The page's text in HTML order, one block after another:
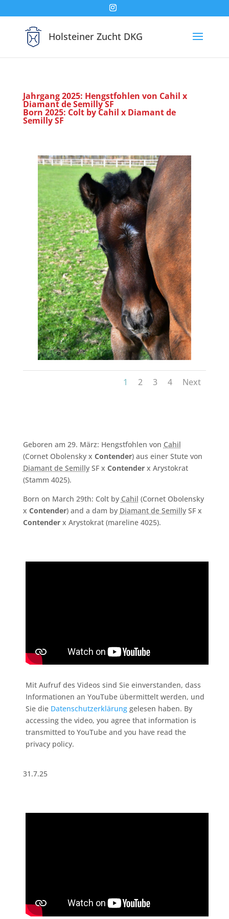
Holsteiner Zucht DKG
Jahrgang 2025: Hengstfohlen von Cahil x
Diamant de Semilly SF
Born 2025: Colt by Cahil x Diamant de
Semilly SF
1 2 3 4 Next
Geboren am 29. März: Hengstfohlen von Cahil
(Cornet Obolensky x Contender) aus einer Stute von
Diamant de SemillySF x Contenderx Arystokrat
(Stamm 4025).
Born on March 29th: Colt by Cahil (Cornet Obolensky
x Contender) and a dam by Diamant de SemillySF x
Contenderx Arystokrat (mareline 4025).
Mit Aufruf des Videos sind Sie einverstanden, dass
Informationen an YouTube übermittelt werden, und
Sie die Datenschutzerklärunggelesen haben. By
accessing the video, you agree that information is
transmitted to YouTube and you have read the
privacy policy.
31.7.25